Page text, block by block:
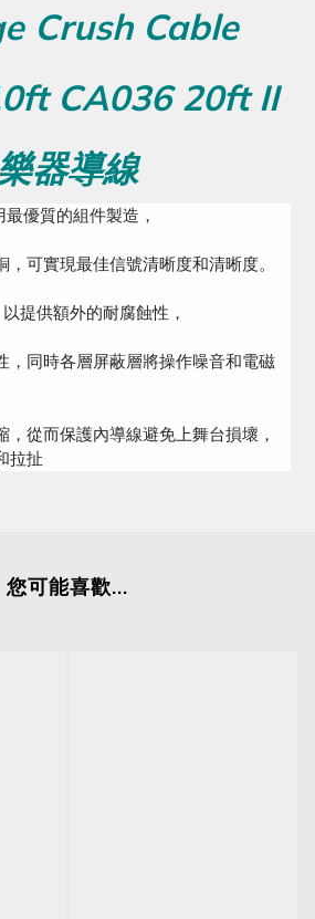
Crush Cable
CA036 20ft II
器導線
最優質的組件製造，
，可實現最佳信號清晰度和清晰度。
提供額外的耐腐蝕性，
，同時各層屏蔽層將操作噪音和電磁
，從而保護內導線避免上舞台損壞，
拉扯
您可能喜歡...